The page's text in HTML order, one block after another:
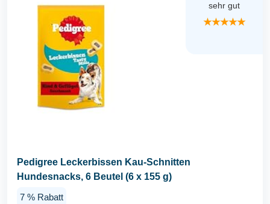
sehr gut
★★★★★
Pedigree Leckerbissen Kau-Schnitten
Hundesnacks, 6 Beutel (6 x 155 g)
7 % Rabatt